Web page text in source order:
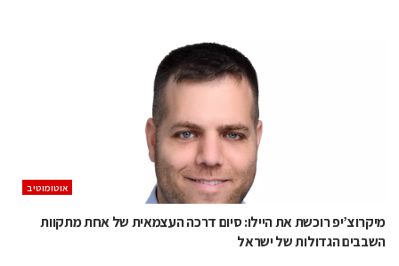
אוטומוטיב
מיקרוצ’יפ רוכשת את היילו: סיום דרכה העצמאית של אחת מתקוות
השבבים הגדולות של ישראל